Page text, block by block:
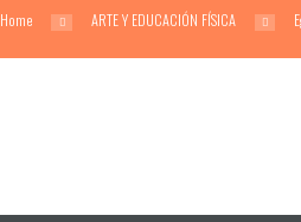
Home ARTE Y EDUCACIÓN FÍSICA